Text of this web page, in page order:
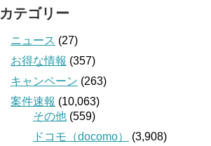
カテゴリー
ニュース (27)
お得な情報 (357)
キャンペーン (263)
案件速報 (10,063)
その他 (559)
ドコモ（docomo）
(3,908)